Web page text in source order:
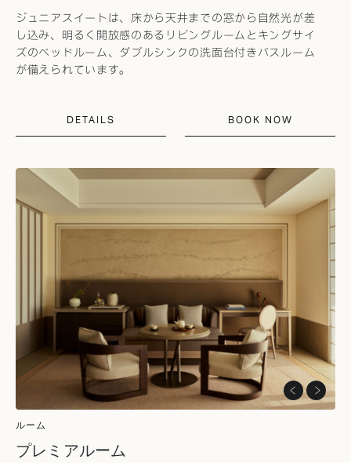
ジュニアスイートは、床から天井までの窓から自然光が差
し込み、明るく開放感のあるリビングルームとキングサイ
ズのベッドルーム、ダブルシンクの洗面台付きバスルーム
が備えられています。
DETAILS BOOK NOW
ルーム
プレミアルーム